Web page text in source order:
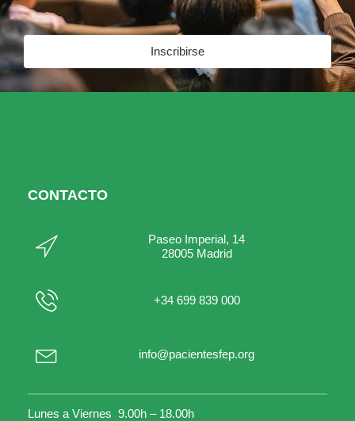
Inscribirse
CONTACTO
Paseo Imperial, 14
28005 Madrid
+34 699 839 000
info@pacientesfep.org
Lunes a Viernes 9.00h – 18.00h